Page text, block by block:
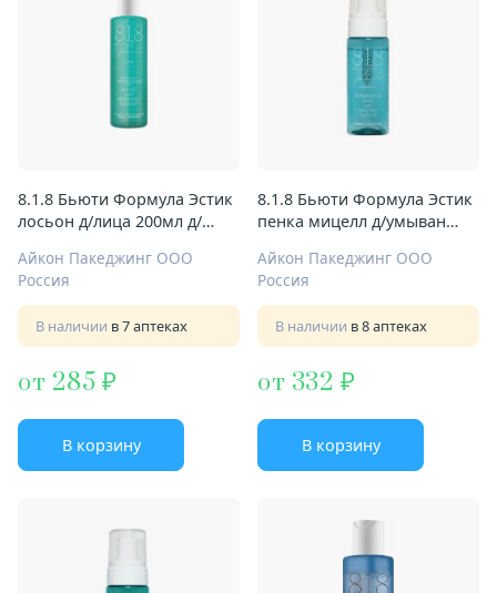
8.1.8 Бьюти Формула Эстик
лосьон д/лица 200мл д/
Айкон Пакеджинг ООО
Россия
В наличии в 7 аптеках
от 285
В корзину
8.1.8 Бьюти Формула Эстик
пенка мицелл д/умыван
сверхчувствит кожи
Айкон Пакеджинг ООО
Россия
В наличии в 8 аптеках
от 332
В корзину